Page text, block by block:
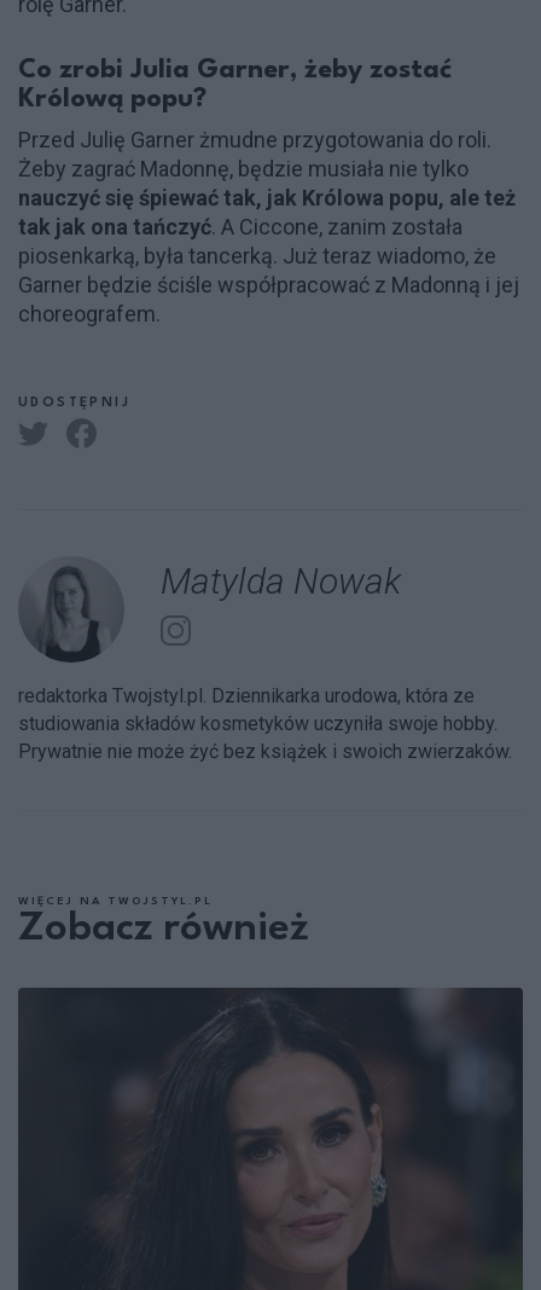
Co zrobi Julia Garner, żeby zostać
Królową popu?
Przed Julię Garner żmudne przygotowania do roli.
Żeby zagrać Madonnę, będzie musiała nie tylko
nauczyć się śpiewać tak, jak Królowa popu, ale też
tak jak ona tańczyć. A Ciccone, zanim została
piosenkarką, była tancerką. Już teraz wiadomo, że
Garner będzie ściśle współpracować z Madonną i jej
choreografem.
UDOSTĘPNIJ
Matylda Nowak
redaktorka Twojstyl.pl. Dziennikarka urodowa, która ze
studiowania składów kosmetyków uczyniła swoje hobby.
Prywatnie nie może żyć bez książek i swoich zwierzaków.
WIĘCEJ NA TWOJSTYL.PL
Zobacz również